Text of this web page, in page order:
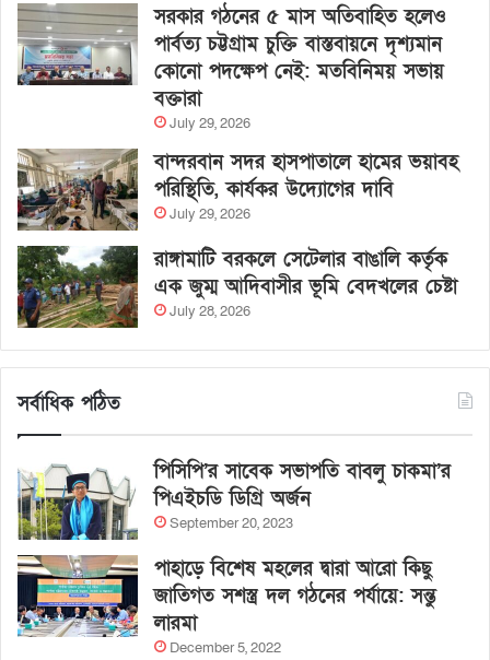
সরকার গঠনের ৫ মাস অতিবাহিত হলেও
পার্বত্য চট্টগ্রাম চুক্তি বাস্তবায়নে দৃশ্যমান
কোনো পদক্ষেপ নেই: মতবিনিময় সভায়
বক্তারা
July 29, 2026
বান্দরবান সদর হাসপাতালে হামের ভয়াবহ
পরিস্থিতি, কার্যকর উদ্যোগের দাবি
July 29, 2026
রাঙ্গামাটি বরকলে সেটেলার বাঙালি কর্তৃক
এক জুম্ম আদিবাসীর ভূমি বেদখলের চেষ্টা
July 28, 2026
সর্বাধিক পঠিত
পিসিপি’র সাবেক সভাপতি বাবলু চাকমা’র
পিএইচডি ডিগ্রি অর্জন
September 20, 2023
পাহাড়ে বিশেষ মহলের দ্বারা আরো কিছু
জাতিগত সশস্ত্র দল গঠনের পর্যায়ে: সন্তু
লারমা
December 5, 2022